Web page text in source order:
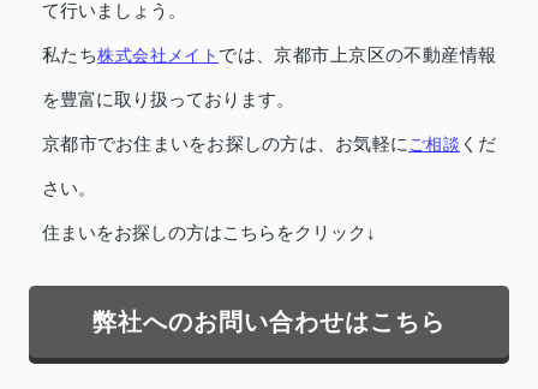
て行いましょう。
私たち株式会社メイト では、京都市上京区の不動産情報
を豊富に取り扱っております。
京都市でお住まいをお探しの方は、お気軽に ご相談 くだ
さい。
住まいをお探しの方はこちらをクリック↓
弊社へのお問い合わせはこちら